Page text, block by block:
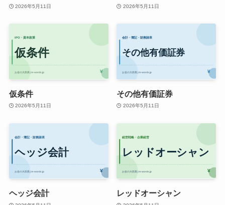
2026年5月11日 2026年5月11日
仮条件
2026年5月11日
その他有価証券
2026年5月11日
ヘッジ会計 レッドオーシャン